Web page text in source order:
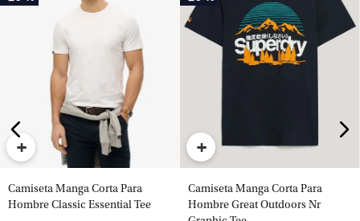
+
Camiseta Manga Corta Para
Hombre Classic Essential Tee
+
Camiseta Manga Corta Para
Hombre Great Outdoors Nr